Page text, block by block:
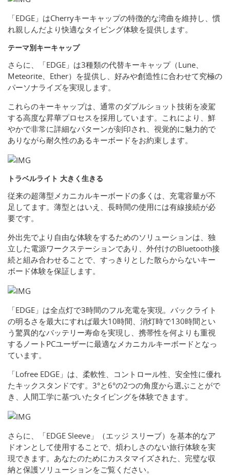
「EDGE」はCherryキーキャップの特徴的な湾曲を維持し、慣
れ親しんだより快適なタイピング体験を提供します。
テーマ別キーキャップ
さらに、「EDGE」は3種類の代替キーキャップ（Lune、
Meteorite、Ether）を提供し、好みや創造性に合わせて究極の
パーソナライズを実現します。
これらのキーキャップは、通常のダブルショット技術を凌駕
する高度な昇華プロセスを採用しています。これにより、鮮
やかで非常に詳細なパターンが刻印され、視覚的に魅力的で
ありながら耐久性のあるキーボードをお約束します。
トラベルライト 大きく生きる
従来の超薄型メカニカルキーボードの多くは、充電容量が不
足してます。薄型とはいえ、長時間の使用には有線接続が必
要です。
外出先でより自由な体験をするためのソリューションは、独
立した電源ワークステーションであり、外付けのBluetooth接
続と組み合わせることで、すっきりとした散らからないキー
ボード体験を保証します。
「EDGE」は全点灯で3時間のフル充電を実現。バックライト
の明るさを最大にすれば最大10時間、消灯時で130時間とい
う驚異的なバッテリー寿命を実現し、携帯性を何よりも重視
するノートPCユーザーに最適なメカニカルキーボードとなっ
ています。
「Lofree EDGE」は、柔軟性、コントロール性、安全性に優れ
たキックスタンドです。3°と6°の2つの角度から選ぶことがで
き、人間工学に基づいたタイピングを体験できます。
さらに、「EDGE Sleeve」（エッジ スリーブ）を基本的なア
ドオンとして使用することで、煩わしさのない旅行体験を実
現できます。あなたのためにカスタマイズされた、完璧な収
納と保護ソリューションをご覧ください。